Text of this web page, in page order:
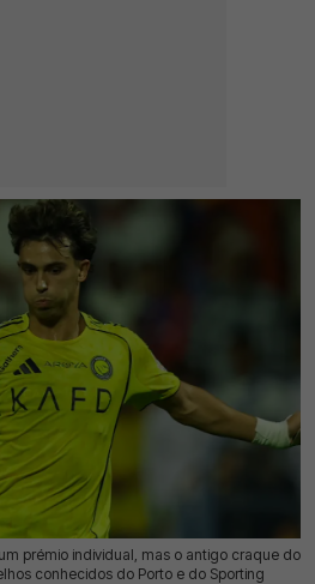
prémio individual, mas o antigo craque do
conhecidos do Porto e do Sporting